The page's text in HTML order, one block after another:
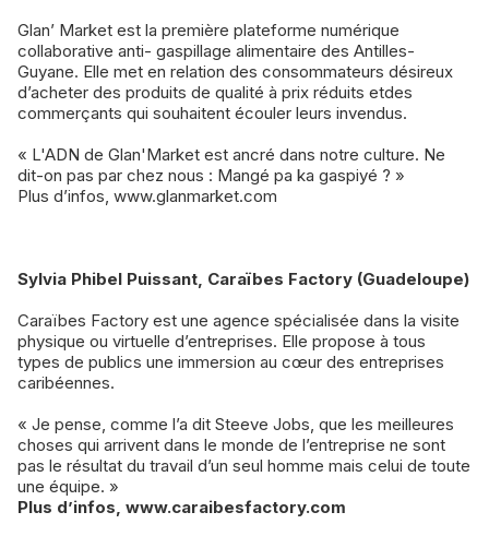
Glan’ Market est la première plateforme numérique
collaborative anti- gaspillage alimentaire des Antilles-
Guyane. Elle met en relation des consommateurs désireux
d’acheter des produits de qualité à prix réduits etdes
commerçants qui souhaitent écouler leurs invendus.
« L'ADN de Glan'Market est ancré dans notre culture. Ne
dit-on pas par chez nous : Mangé pa ka gaspiyé ? »
Plus d’infos, www.glanmarket.com
Sylvia Phibel Puissant, Caraïbes Factory (Guadeloupe)
Caraïbes Factory est une agence spécialisée dans la visite
physique ou virtuelle d’entreprises. Elle propose à tous
types de publics une immersion au cœur des entreprises
caribéennes.
« Je pense, comme l’a dit Steeve Jobs, que les meilleures
choses qui arrivent dans le monde de l’entreprise ne sont
pas le résultat du travail d’un seul homme mais celui de toute
une équipe. »
Plus d’infos, www.caraibesfactory.com